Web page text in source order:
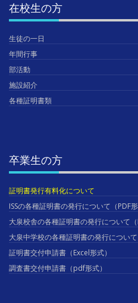
在校生の方
生徒の一日
年間行事
部活動
施設紹介
各種証明書類
卒業生の方
証明書発行有料化について
ISSの各種証明書の発行について（PDF形
大泉校舎の各種証明書の発行について（
大泉中学校の各種証明書の発行について
証明書交付申請書（Excel形式）
調査書交付申請書（pdf形式）